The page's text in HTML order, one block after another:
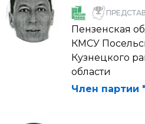
Пензенская
КМСУ
Кузнецкого
области
Член партии